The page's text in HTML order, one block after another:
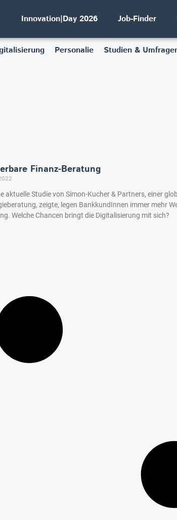
Innovation|Day 2026 Job-Finder
Personalie Studien &
Finanz-Beratung
aktuelle Studie von Simon-Kucher & Partners, einer
zeigte, legen BankkundInnen immer mehr
Welche Chancen bringt die Digitalisierung mit sich?